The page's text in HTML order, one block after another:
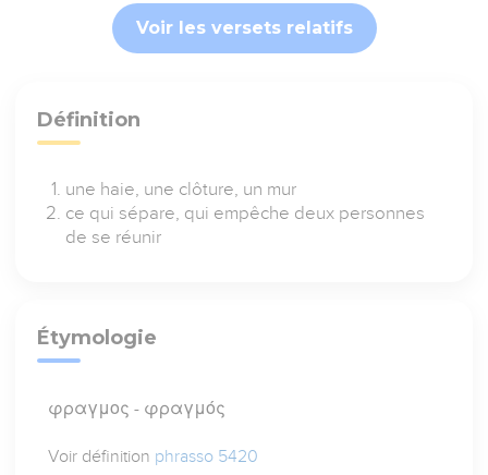
Voir les versets relatifs
Définition
une haie, une clôture, un mur
ce qui sépare, qui empêche deux personnes
de se réunir
Étymologie
φραγμος - φραγμός
Voir définition phrasso 5420